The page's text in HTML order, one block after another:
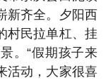
新齐全。夕阳西
村民拉单杠、挂
。“假期孩子来
活动，大家很喜